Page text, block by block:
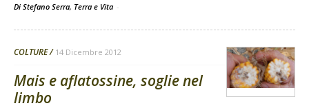
Di Stefano Serra, Terra e Vita -
COLTURE 14 Dicembre 2012
Mais e aflatossine, soglie nel
limbo